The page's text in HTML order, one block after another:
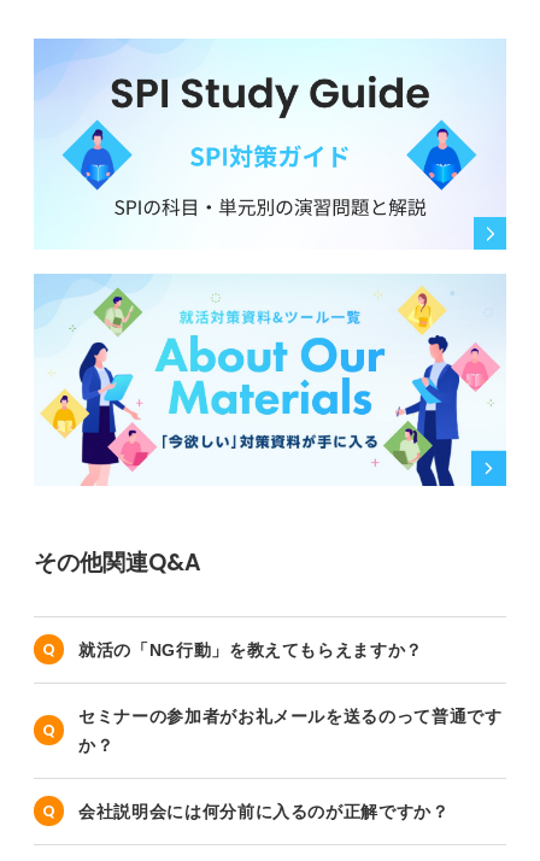
その他関連Q&A
就活の「NG行動」を教えてもらえますか？
セミナーの参加者がお礼メールを送るのって普通です
か？
会社説明会には何分前に入るのが正解ですか？